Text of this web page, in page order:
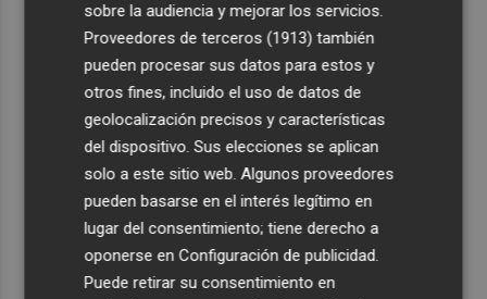
sobre la audiencia y mejorar los servicios.
Proveedores de terceros (1913) también
pueden procesar sus datos para estos y
otros fines, incluido el uso de datos de
geolocalización precisos y características
del dispositivo. Sus elecciones se aplican
solo a este sitio web. Algunos proveedores
pueden basarse en el interés legítimo en
lugar del consentimiento; tiene derecho a
oponerse enConfiguración de publicidad.
Puede retirar su consentimiento en